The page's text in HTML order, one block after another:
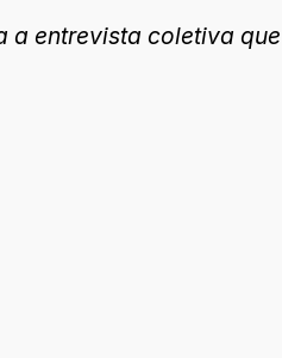
a entrevista coletiva